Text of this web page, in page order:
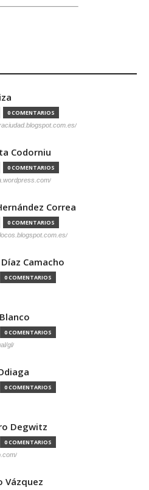
0 COMENTARIOS
Codorniu
0 COMENTARIOS
Correa
0 COMENTARIOS
Camacho
0 COMENTARIOS
0 COMENTARIOS
gl/
0 COMENTARIOS
Degwitz
0 COMENTARIOS
Vázquez